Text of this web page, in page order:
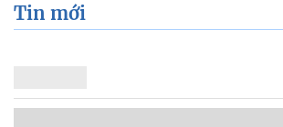
Tin mới